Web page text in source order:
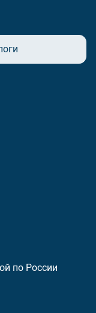
по России